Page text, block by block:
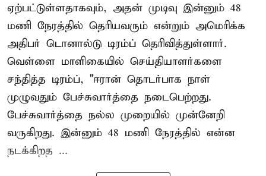
ஏற்பட்டுள்ளதாகவும், அதன் முடிவு இன்னும் 48
மணி நேரத்தில் தெரியவரும் என்றும் அமெரிக்க
அதிபர் டொனால்டு டிரம்ப் தெரிவித்துள்ளார்.
வெள்ளை மாளிகையில் செய்தியாளர்களை
சந்தித்த டிரம்ப், "ஈரான் தொடர்பாக நாள்
முழுவதும் பேச்சுவார்த்தை நடைபெற்றது.
பேச்சுவார்த்தை நல்ல முறையில் முன்னேறி
வருகிறது. இன்னும் 48 மணி நேரத்தில் என்ன
நடக்கிறத ...